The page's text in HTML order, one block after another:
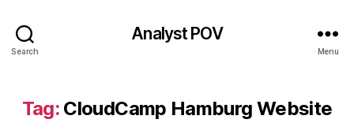
Search
Analyst POV
Menu
Tag: CloudCamp Hamburg Website